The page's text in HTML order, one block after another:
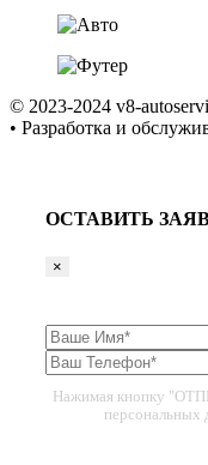
© 2023-2024 v8-
• Разработка и
ОСТАВИТЬ
×
Нажимая кнопку
персональных